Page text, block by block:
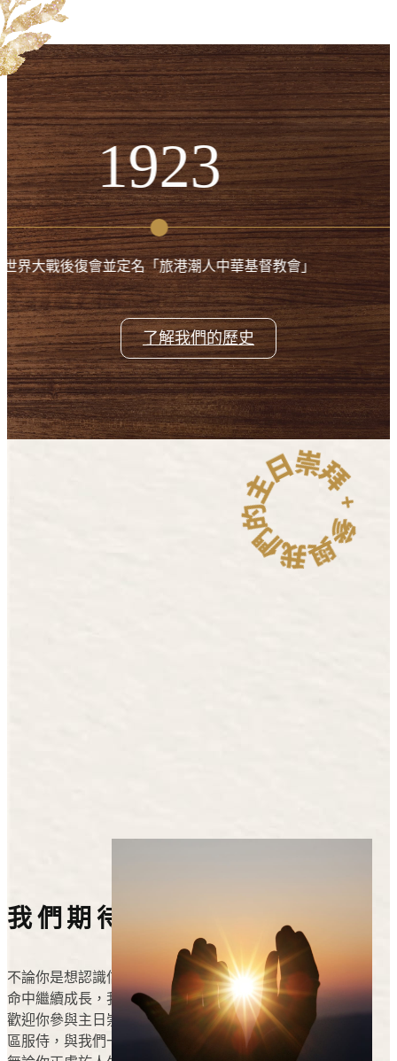
定名「旅港潮人中華基督教會」 遷至皇后
了解我們的歷史
我們期待你的參與
不論你是想認識信仰、正在尋找教會，或希望在屬靈生
命中繼續成長，我們都摯誠邀請你加入這個大家庭。
歡迎你參與主日崇拜、團契、聖經課程、教會活動及社
區服侍，與我們一同敬拜、學習、服侍、同行和成長。